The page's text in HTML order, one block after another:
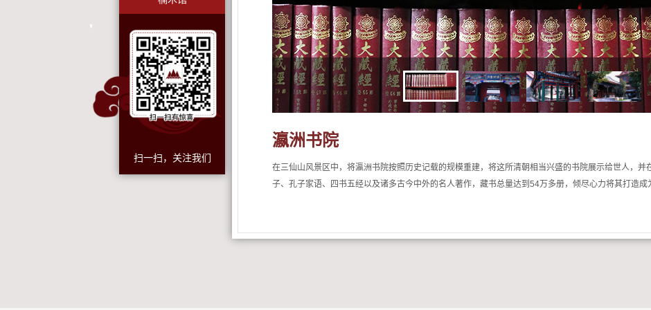
扫一扫，关注我们
瀛洲书院
在三仙山风景区中，将瀛洲书院按照历史记载的规模重建，将这所清朝相当兴盛的书院展示给世人，并
子、孔子家语、四书五经以及诸多古今中外的名人著作，藏书总量达到54万多册，倾尽心力将其打造成